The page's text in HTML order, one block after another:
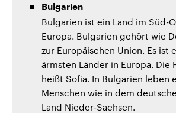
Bulgarien
Bulgarien ist ein Land im Süd-
Europa. Bulgarien gehört wie
zur Europäischen Union. Es ist
ärmsten Länder in Europa. Die
heißt Sofia. In Bulgarien leben
Menschen wie in dem
Land Nieder-Sachsen.